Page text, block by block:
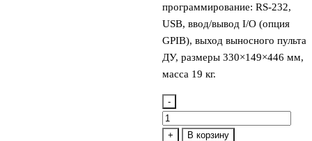
программирование: RS-232,
USB, ввод/вывод I/O (опция
GPIB), выход выносного пульта
ДУ, размеры 330×149×446 мм,
масса 19 кг.
-
Количество
товара
+ В корзину